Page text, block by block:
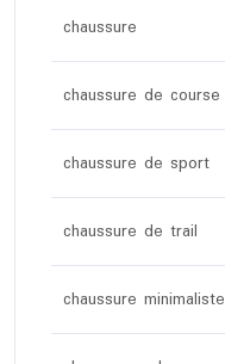
chaussure
chaussure de course
chaussure de sport
chaussure de trail
chaussure minimaliste